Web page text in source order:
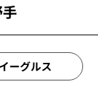
ーグルス